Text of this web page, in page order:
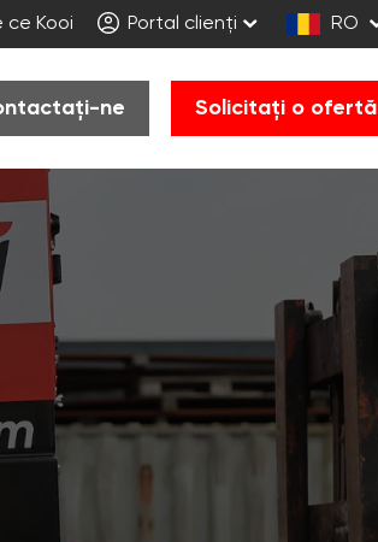
ce Kooi Portal clienți RO
ne Solicitați o ofertă